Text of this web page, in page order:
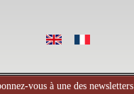
vous à une des newsletters